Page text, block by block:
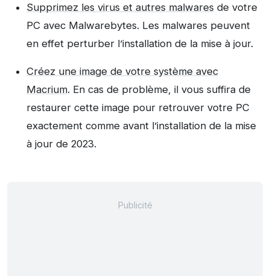
Supprimez les virus et autres malwares de votre
PC avec Malwarebytes. Les malwares peuvent
en effet perturber l’installation de la mise à jour.
Créez une image de votre système avec
Macrium. En cas de problème, il vous suffira de
restaurer cette image pour retrouver votre PC
exactement comme avant l’installation de la mise
à jour de 2023.